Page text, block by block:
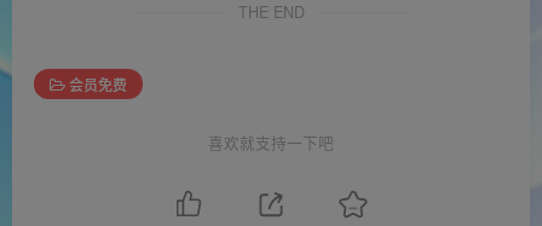
THE END
会员免费
喜欢就支持一下吧